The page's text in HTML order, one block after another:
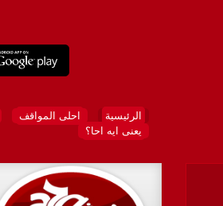
الرئيسية احلى المواقف
يعنى ايه احا؟